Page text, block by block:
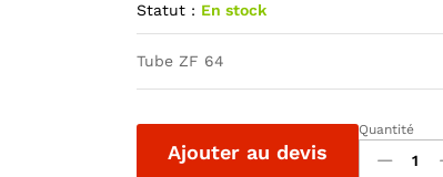
Statut : En stock
Tube ZF 64
Ajouter au devis
TUBE
DE
Quantité